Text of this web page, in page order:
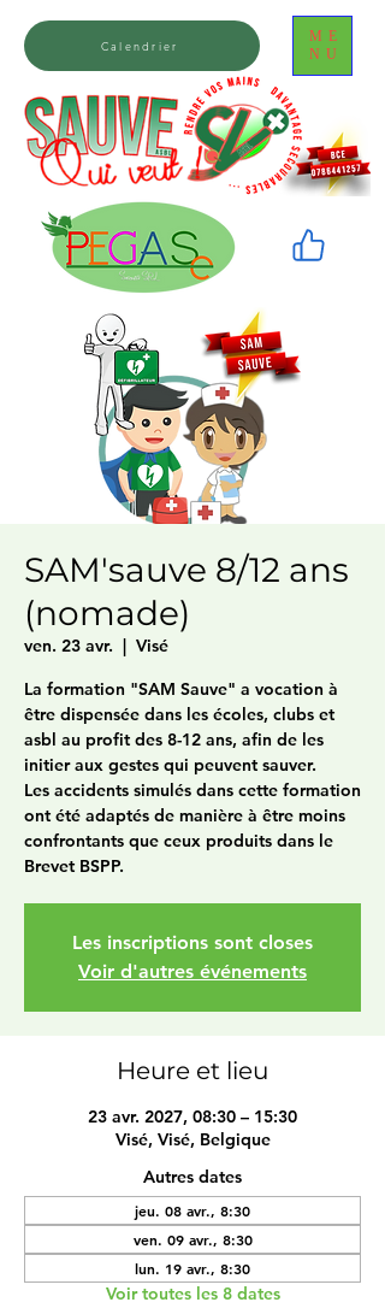
ME
NU
Calendrier
SAM'sauve 8/12 ans
(nomade)
ven. 23 avr.
  |
Visé
La formation "SAM Sauve" a vocation à
être dispensée dans les écoles, clubs et
asbl au profit des 8-12 ans, afin de les
initier aux gestes qui peuvent sauver.
Les accidents simulés dans cette formation
ont été adaptés de manière à être moins
confrontants que ceux produits dans le
Brevet BSPP.
Les inscriptions sont closes
Voir d'autres événements
Heure et lieu
23 avr. 2027, 08:30 – 15:30
Visé, Visé, Belgique
Autres dates
jeu. 08 avr., 8:30
ven. 09 avr., 8:30
lun. 19 avr., 8:30
Voir toutes les 8 dates